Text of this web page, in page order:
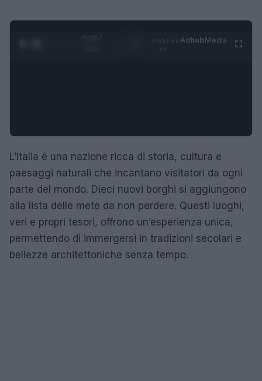
0:29 /
AdhubMedia
L’Italia è una nazione ricca di storia, cultura e
paesaggi naturali che incantano visitatori da ogni
parte del mondo. Dieci nuovi borghi si aggiungono
alla lista delle mete da non perdere. Questi luoghi,
veri e propri tesori, offrono un’esperienza unica,
permettendo di immergersi in tradizioni secolari e
bellezze architettoniche senza tempo.